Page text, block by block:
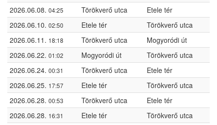
2026.06.08. 04:25 Törökverő utca
Etele tér
2026.06.10. 02:50 Etele tér
Törökverő utca
2026.06.11. 18:18 Törökverő utca
Mogyoródi út
2026.06.22. 01:02 Mogyoródi út
Törökverő utca
2026.06.24. 00:31 Törökverő utca
Etele tér
2026.06.25. 17:57 Etele tér
Törökverő utca
2026.06.28. 00:53 Törökverő utca
Etele tér
2026.06.28. 16:31 Etele tér
Törökverő utca